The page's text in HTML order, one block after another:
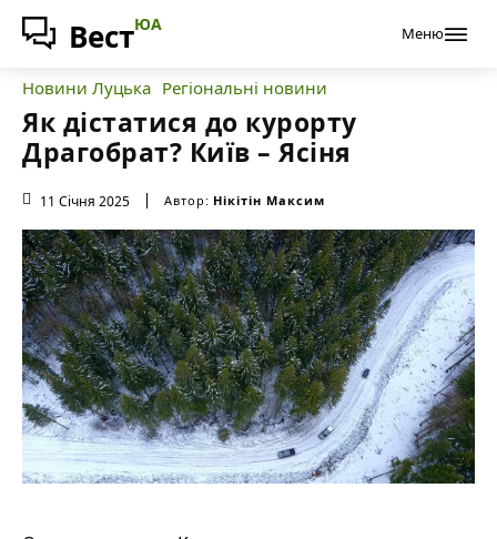
ВестЮА Меню
Новини Луцька Регіональні новини
Як дістатися до курорту
Драгобрат? Київ – Ясіня
11 Січня 2025 Автор: Нікітін Максим